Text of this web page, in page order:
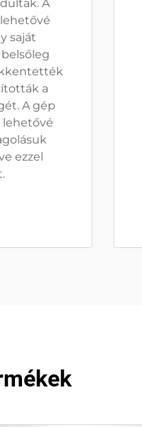
A
saját
a
A gép
lehetővé
ezzel